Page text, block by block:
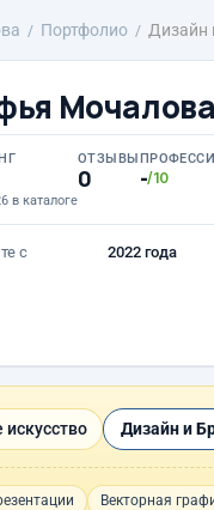
Портфолио Дизайн
Мочалова
в каталоге
ОТЗЫВЫ
0 -/10
с 2022 года
Дизайн и
Векторная